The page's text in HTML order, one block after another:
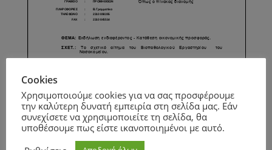
Cookies
Χρησιμοποιούμε cookies για να σας προσφέρουμε
την καλύτερη δυνατή εμπειρία στη σελίδα μας. Εάν
συνεχίσετε να χρησιμοποιείτε τη σελίδα, θα
υποθέσουμε πως είστε ικανοποιημένοι με αυτό.